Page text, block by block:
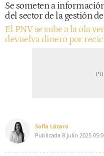
Se someten a
del sector de la gestión
El PNV se sube a la ola
devuelva dinero por
Sofía Lázaro
Publicada 8 julio 2025